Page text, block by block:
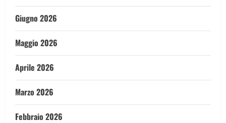
Giugno 2026
Maggio 2026
Aprile 2026
Marzo 2026
Febbraio 2026